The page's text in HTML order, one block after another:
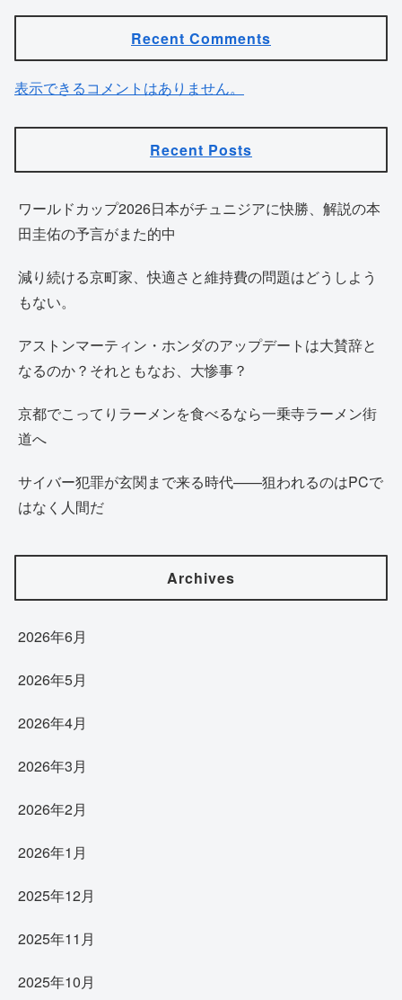
Recent Comments
表示できるコメントはありません。
Recent Posts
ワールドカップ2026日本がチュニジアに快勝、解説の本
田圭佑の予言がまた的中
減り続ける京町家、快適さと維持費の問題はどうしよう
もない。
アストンマーティン・ホンダのアップデートは大賛辞と
なるのか？それともなお、大惨事？
京都でこってりラーメンを食べるなら一乗寺ラーメン街
道へ
サイバー犯罪が玄関まで来る時代——狙われるのはPCで
はなく人間だ
Archives
2026年6月
2026年5月
2026年4月
2026年3月
2026年2月
2026年1月
2025年12月
2025年11月
2025年10月